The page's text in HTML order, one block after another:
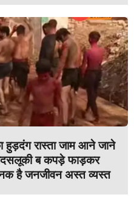
हुड़दंग रास्ता जाम आने जाने
बदसलूकी ब कपड़े फाड़कर
है जनजीवन अस्त व्यस्त